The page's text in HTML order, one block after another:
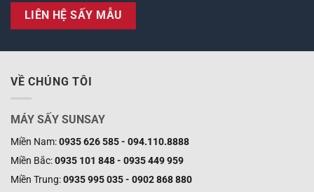
LIÊN HỆ SẤY MẪU
VỀ CHÚNG TÔI
MÁY SẤY SUNSAY
Miền Nam:0935 626 585 - 094.110.8888
Miền Bắc:0935 101 848 - 0935 449 959
Miền Trung:0935 995 035 - 0902 868 880